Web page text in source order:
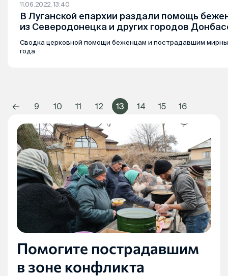
11.06.2022, 13:40
В Луганской епархии раздали помощь
из Северодонецка и других городов
Сводка церковной помощи беженцам и пострадавшим
года
← 9 10 11 12 13 14 15 16
Помогите пострадавшим
в зоне конфликта